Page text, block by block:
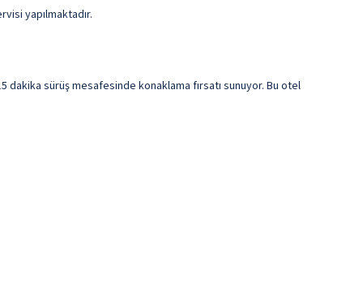
yapılmaktadır.
sürüş mesafesinde konaklama fırsatı sunuyor. Bu otel